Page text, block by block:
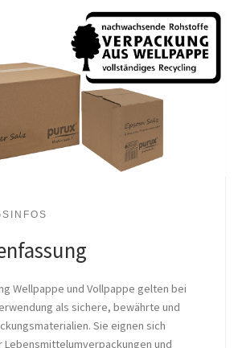
Wellpappe und Vollpappe gelten bei
als sichere, bewährte und
Sie eignen sich
und